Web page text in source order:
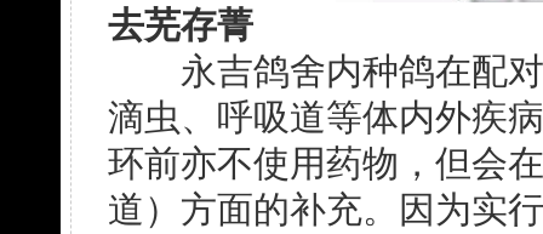
去芜存菁
永吉鸽舍内种鸽在配对
滴虫、呼吸道等体内外疾
环前亦不使用药物，但会
道）方面的补充。因为实